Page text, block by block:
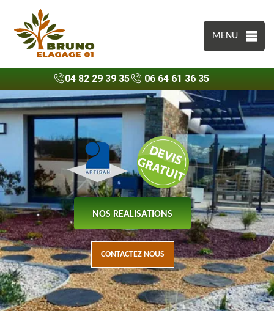
MENU
04 82 29 39 35 06 64 61 36 35
NOS REALISATIONS
CONTACTEZ NOUS